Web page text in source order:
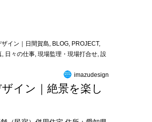
イン｜日間賀島 BLOG, PROJECT,
, 日々の仕事, 現場監理・現場打合せ, 設
imazudesign
イン｜絶景を楽し